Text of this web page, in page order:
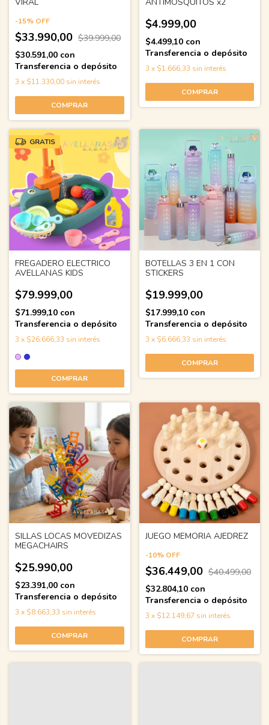
-15% OFF
$33.990,00 $39.999,00
$30.591,00 con
Transferencia o depósito
3 x $11.330,00 sin interés
$4.999,00
$4.499,10 con
Transferencia o depósito
3 x $1.666,33 sin interés
GRATIS
FREGADERO ELECTRICO
AVELLANAS KIDS
$79.999,00
$71.999,10 con
Transferencia o depósito
3 x $26.666,33 sin interés
COMPRAR
BOTELLAS 3 EN 1 CON
STICKERS
$19.999,00
$17.999,10 con
Transferencia o depósito
3 x $6.666,33 sin interés
COMPRAR
SILLAS LOCAS MOVEDIZAS
MEGACHAIRS
$25.990,00
$23.391,00 con
Transferencia o depósito
3 x $8.663,33 sin interés
JUEGO MEMORIA AJEDREZ
-10% OFF
$36.449,00 $40.499,00
$32.804,10 con
Transferencia o depósito
3 x $12.149,67 sin interés